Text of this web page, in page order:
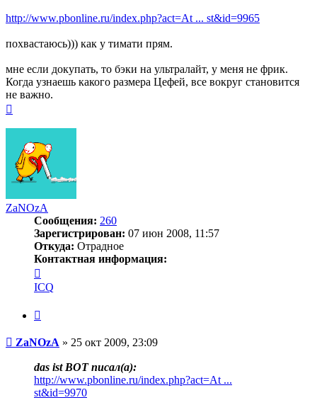
http://www.pbonline.ru/index.php?act=At ... st&id=9965
похвастаюсь))) как у тимати прям.
мне если докупать, то бэки на ультралайт, у меня не фрик.
Когда узнаешь какого размера Цефей, все вокруг становится
не важно.
началу
ZaNOzA
Сообщения: 260
Зарегистрирован: 07 июн 2008, 11:57
Откуда: Отрадное
Контактная информация:
информация
пользователя
ICQ
Сообщение
ZaNOzA » 25 окт 2009, 23:09
das ist BOT писал(a):
http://www.pbonline.ru/index.php?act=At ...
st&id=9970